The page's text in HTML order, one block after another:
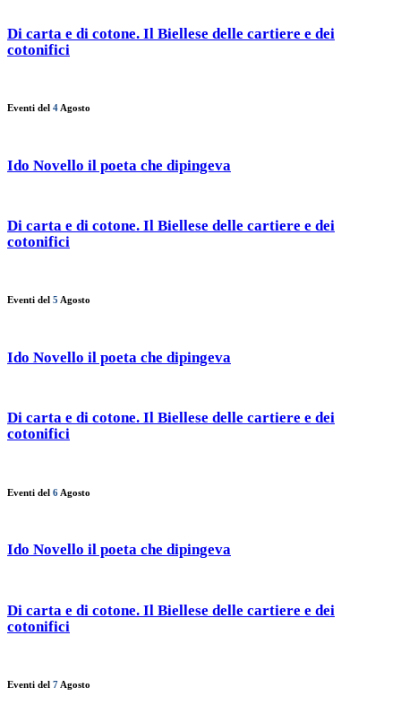
Di carta e di cotone. Il Biellese delle cartiere e dei
cotonifici
Eventi del 4 Agosto
Ido Novello il poeta che dipingeva
Di carta e di cotone. Il Biellese delle cartiere e dei
cotonifici
Eventi del 5 Agosto
Ido Novello il poeta che dipingeva
Di carta e di cotone. Il Biellese delle cartiere e dei
cotonifici
Eventi del 6 Agosto
Ido Novello il poeta che dipingeva
Di carta e di cotone. Il Biellese delle cartiere e dei
cotonifici
Eventi del 7 Agosto